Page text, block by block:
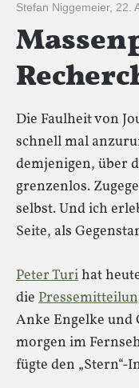
Stefan Niggemeier, 22.
Die Faulheit von
schnell mal
demjenigen, über
grenzenlos.
selbst. Und ich
Seite, als
Peter Turihat
die
Anke Engelke
morgen im
fügte den